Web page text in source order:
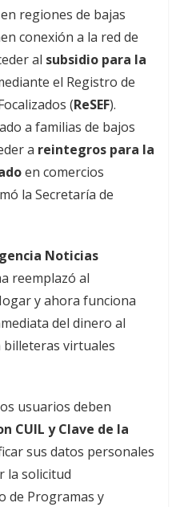
regiones de bajas
conexión a la red de
al subsidio para la
el Registro de
(ReSEF).
a familias de bajos
a reintegros para la
en comercios
la Secretaría de
Noticias
reemplazó al
y ahora funciona
del dinero al
billeteras virtuales
usuarios deben
CUIL y Clave de la
sus datos personales
la solicitud
de Programas y